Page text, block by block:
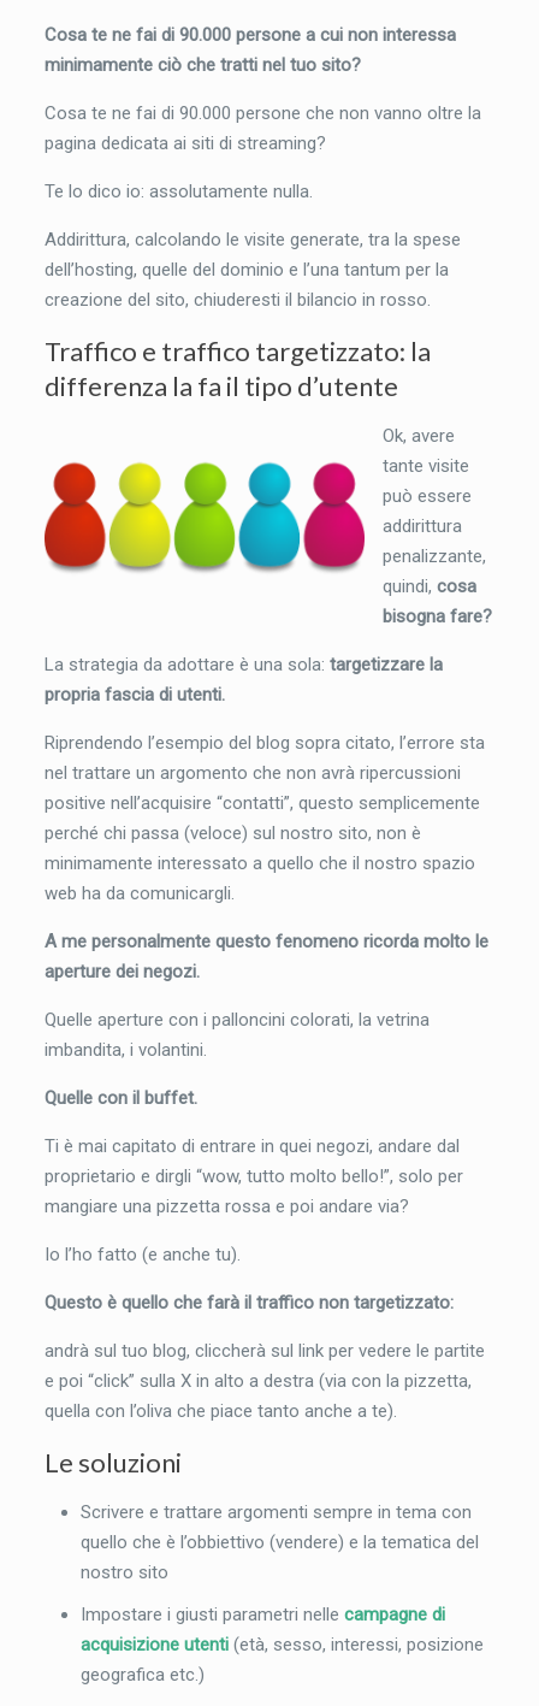
Cosa te ne fai di 90.000 persone a cui non interessa
minimamente ciò che tratti nel tuo sito?
Cosa te ne fai di 90.000 persone che non vanno oltre la
pagina dedicata ai siti di streaming?
Te lo dico io: assolutamente nulla.
Addirittura, calcolando le visite generate, tra la spese
dell’hosting, quelle del dominio e l’una tantum per la
creazione del sito, chiuderesti il bilancio in rosso.
Traffico e traffico targetizzato: la
differenza la fa il tipo d’utente
Ok, avere
tante visite
può essere
addirittura
penalizzante,
quindi, cosa
bisogna fare?
La strategia da adottare è una sola: targetizzare la
propria fascia di utenti.
Riprendendo l’esempio del blog sopra citato, l’errore sta
nel trattare un argomento che non avrà ripercussioni
positive nell’acquisire “contatti”, questo semplicemente
perché chi passa (veloce) sul nostro sito, non è
minimamente interessato a quello che il nostro spazio
web ha da comunicargli.
A me personalmente questo fenomeno ricorda molto le
aperture dei negozi.
Quelle aperture con i palloncini colorati, la vetrina
imbandita, i volantini.
Quelle con il buffet.
Ti è mai capitato di entrare in quei negozi, andare dal
proprietario e dirgli “wow, tutto molto bello!”, solo per
mangiare una pizzetta rossa e poi andare via?
Io l’ho fatto (e anche tu).
Questo è quello che farà il traffico non targetizzato:
andrà sul tuo blog, cliccherà sul link per vedere le partite
e poi “click” sulla X in alto a destra (via con la pizzetta,
quella con l’oliva che piace tanto anche a te).
Le soluzioni
Scrivere e trattare argomenti sempre in tema con
quello che è l’obbiettivo (vendere) e la tematica del
nostro sito
Impostare i giusti parametri nelle campagne di
acquisizione utenti(età, sesso, interessi, posizione
geografica etc.)